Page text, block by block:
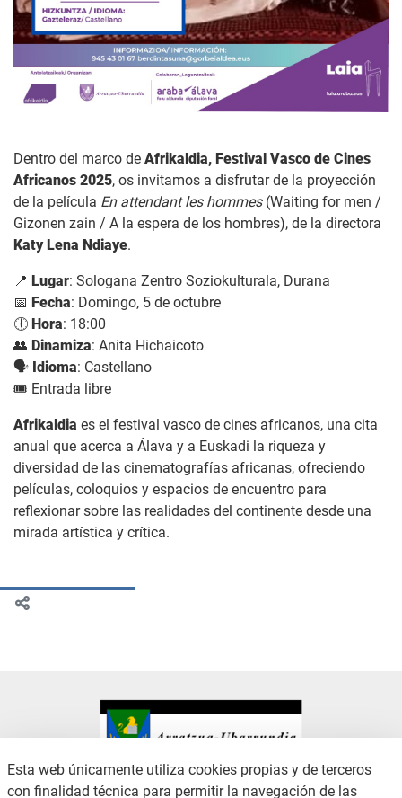
Dentro del marco de Afrikaldia, Festival Vasco de Cines
Africanos 2025, os invitamos a disfrutar de la proyección
de la película En attendant les hommes(Waiting for men /
Gizonen zain / A la espera de los hombres), de la directora
Katy Lena Ndiaye.
📍 Lugar: Sologana Zentro Soziokulturala, Durana
📅 Fecha: Domingo, 5 de octubre
🕕 Hora: 18:00
👥 Dinamiza: Anita Hichaicoto
🗣️ Idioma: Castellano
🎟️ Entrada libre
Afrikaldia es el festival vasco de cines africanos, una cita
anual que acerca a Álava y a Euskadi la riqueza y
diversidad de las cinematografías africanas, ofreciendo
películas, coloquios y espacios de encuentro para
reflexionar sobre las realidades del continente desde una
mirada artística y crítica.
Esta web únicamente utiliza cookies propias y de terceros
con finalidad técnica para permitir la navegación de las